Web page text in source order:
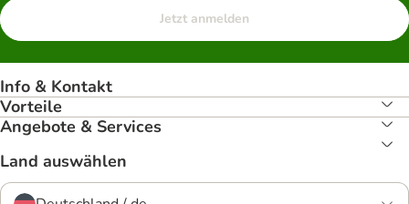
Jetzt anmelden
Info & Kontakt
Vorteile
Angebote & Services
Land auswählen